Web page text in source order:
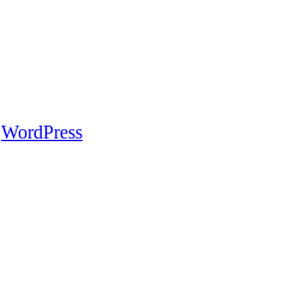
WordPress